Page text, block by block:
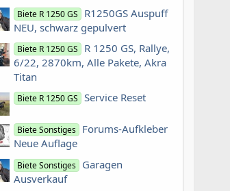
Biete R 1250 GS
R1250GS Auspuff
NEU, schwarz gepulvert
Biete R 1250 GS
R 1250 GS, Rallye,
6/22, 2870km, Alle Pakete, Akra
Titan
Biete R 1250 GS Service Reset
Biete Sonstiges Forums-Aufkleber
Neue Auflage
Biete Sonstiges Garagen
Ausverkauf